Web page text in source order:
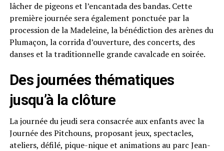
lâcher de pigeons et l’encantada des bandas. Cette
première journée sera également ponctuée par la
procession de la Madeleine, la bénédiction des arènes du
Plumaçon, la corrida d’ouverture, des concerts, des
danses et la traditionnelle grande cavalcade en soirée.
Des journées thématiques
jusqu’à la clôture
La journée du jeudi sera consacrée aux enfants avec la
Journée des Pitchouns, proposant jeux, spectacles,
ateliers, défilé, pique-nique et animations au parc Jean-